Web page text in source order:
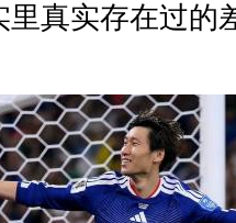
真实存在过的